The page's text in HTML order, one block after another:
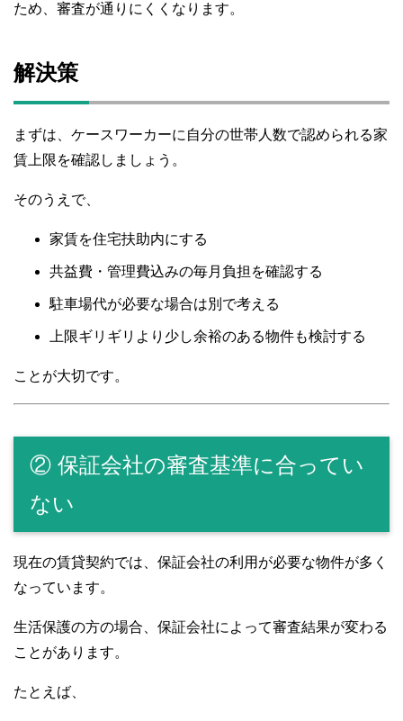
ため、審査が通りにくくなります。
解決策
まずは、ケースワーカーに自分の世帯人数で認められる家
賃上限を確認しましょう。
そのうえで、
家賃を住宅扶助内にする
共益費・管理費込みの毎月負担を確認する
駐車場代が必要な場合は別で考える
上限ギリギリより少し余裕のある物件も検討する
ことが大切です。
② 保証会社の審査基準に合ってい
ない
現在の賃貸契約では、保証会社の利用が必要な物件が多く
なっています。
生活保護の方の場合、保証会社によって審査結果が変わる
ことがあります。
たとえば、